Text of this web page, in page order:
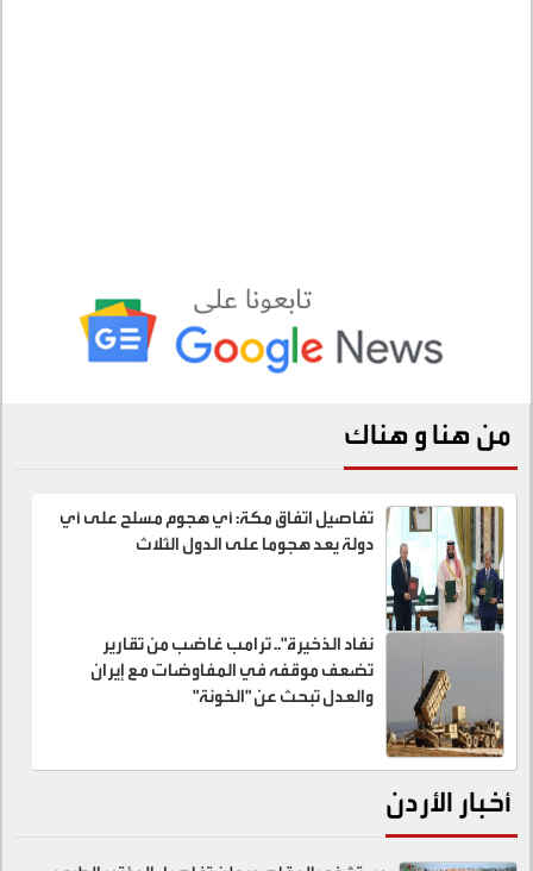
من هنا و هناك
تفاصيل اتفاق مكة: أي هجوم مسلح على أي
دولة يعد هجوما على الدول الثلاث
نفاد الذخيرة".. ترامب غاضب من تقارير
تضعف موقفه في المفاوضات مع إيران
والعدل تبحث عن "الخونة"
أخبار الأردن